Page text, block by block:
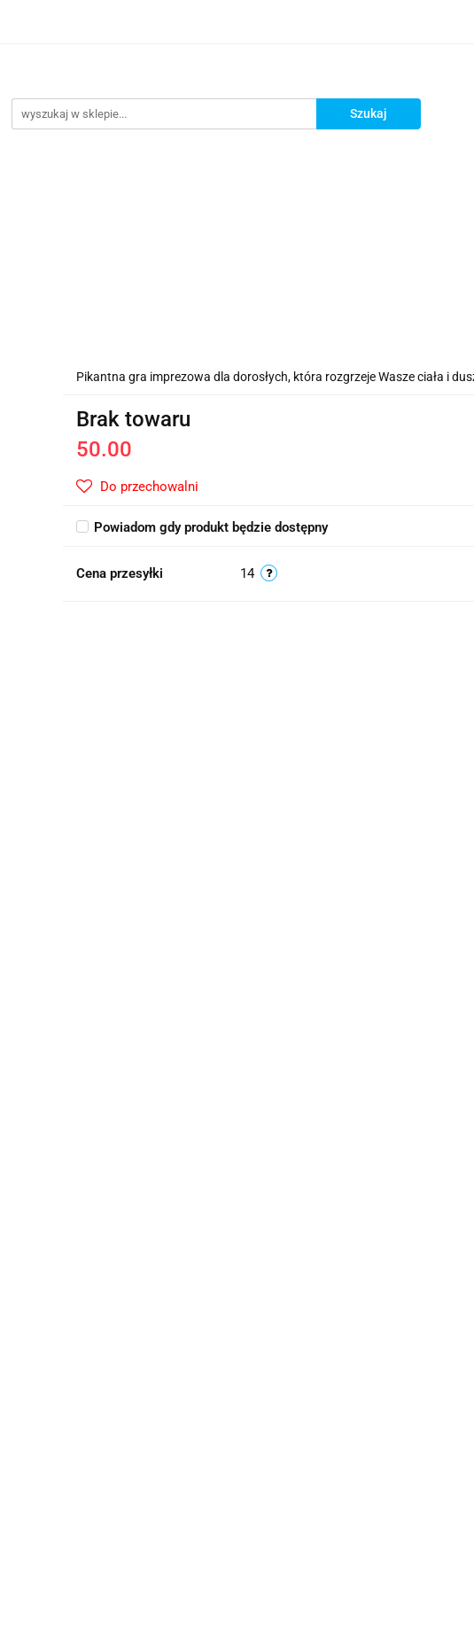
Pikantna gra imprezowa dla dorosłych, która rozgrzeje Wasze ciała i
Brak towaru
50.00
Do przechowalni
Powiadom gdy produkt będzie dostępny
Cena przesyłki 14